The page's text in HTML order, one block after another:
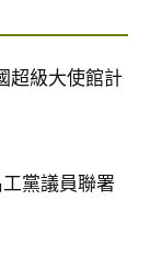
超級大使館計
黨議員聯署